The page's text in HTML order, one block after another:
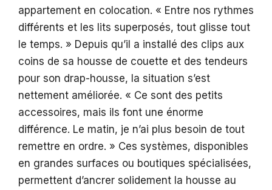
appartement en colocation. « Entre nos rythmes
différents et les lits superposés, tout glisse tout
le temps. » Depuis qu’il a installé des clips aux
coins de sa housse de couette et des tendeurs
pour son drap-housse, la situation s’est
nettement améliorée. « Ce sont des petits
accessoires, mais ils font une énorme
différence. Le matin, je n’ai plus besoin de tout
remettre en ordre. » Ces systèmes, disponibles
en grandes surfaces ou boutiques spécialisées,
permettent d’ancrer solidement la housse au